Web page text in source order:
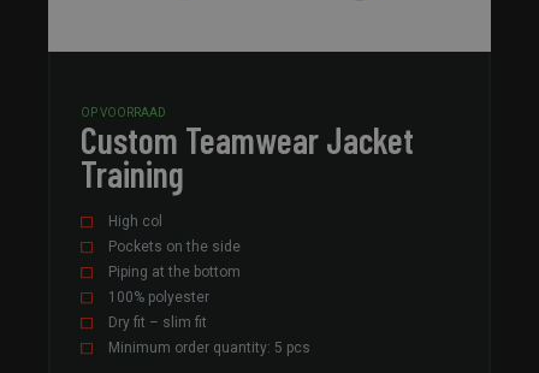
OP VOORRAAD
Custom Teamwear Jacket
Training
High col
Pockets on the side
Piping at the bottom
100% polyester
Dry fit – slim fit
Minimum order quantity: 5 pcs